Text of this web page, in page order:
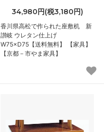
34,980円(税3,180円)
香川県高松で作られた座敷机 新
讃岐 ウレタン仕上げ
W75×D75【送料無料】 【家具】
【京都－市やま家具】